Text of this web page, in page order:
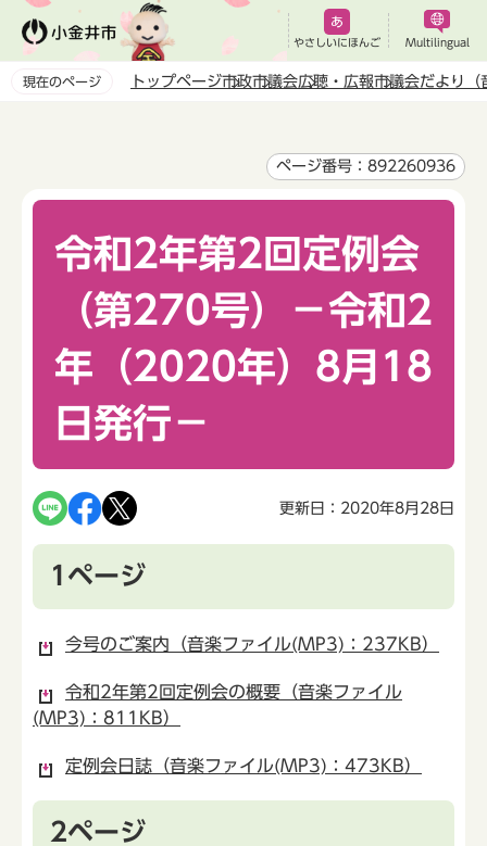
ペ
やさしいにほんご Multilingual
現在のページ トップページ市政市議会広聴・広報市議会だより（
ページ番号：892260936
令和2年第2回定例会
（第270号）－令和2
年（2020年）8月18
日発行－
更新日：2020年8月28日
1ページ
今号のご案内（音楽ファイル(MP3)：237KB）
令和2年第2回定例会の概要（音楽ファイル
(MP3)：811KB）
定例会日誌（音楽ファイル(MP3)：473KB）
2ページ